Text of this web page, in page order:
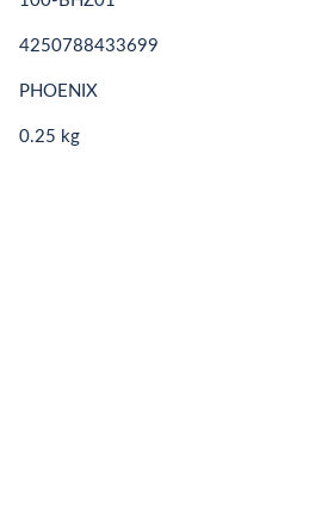
4250788433699
PHOENIX
0.25 kg